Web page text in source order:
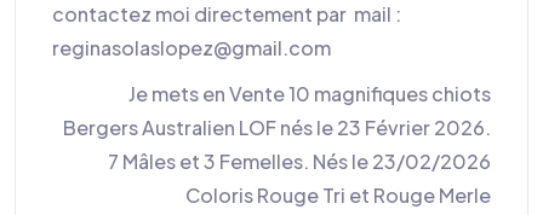
contactez moi directement par mail :
reginasolaslopez@gmail.com
Je mets en Vente 10 magnifiques chiots
Bergers Australien LOF nés le 23 Février 2026.
7 Mâles et 3 Femelles. Nés le 23/02/2026
Coloris Rouge Tri et Rouge Merle